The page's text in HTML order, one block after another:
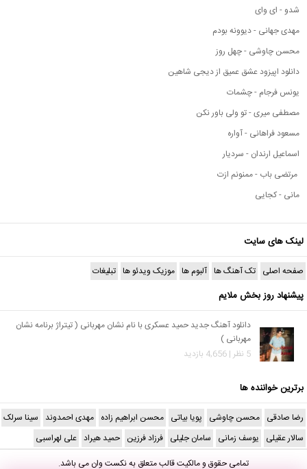
شدو - ای وای
مهدی جهانی - دیوونه بودم
محسن چاوشی - چهل روز
دانلود اپیزود عشق عمیق از دیجی شاهین
یونس فرجام - چشمات
مصطفی میری - تو ولی باور نکن
مسعود فراهانی - آواره
اسماعیل ارندان - سردیار
مرتضی باب - ممنونم ازت
مانی - کجایی
لینک های سایت
صفحه اصلی تک آهنگ ها آلبوم ها موزیک ویدئو ها تبلیغات
پیشنهاد روز بخش ملایم
دانلود آهنگ جدید حمید عسکری با نام نشان مهربانی ( تیتراژ برنامه نشان
مهربانی )
5 نظر | 4,656 بازدید
برترین خواننده ها
رضا صادقی محسن چاوشی پویا بیاتی محسن ابراهیم زاده مهدی احمدوند سینا سرلک
سالار عقیلی یوسف زمانی سامان جلیلی فرزاد فرزین حمید هیراد علی لهراسبی
تمامی حقوق و مالکیت قالب متعلق بهنکست وانمی باشد.